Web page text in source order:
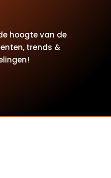
hoogte van de
trends &